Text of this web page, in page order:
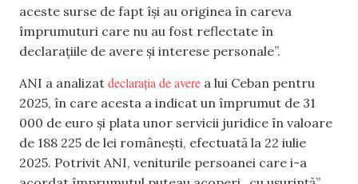
aceste surse de fapt își au originea în careva
împrumuturi care nu au fost reflectate în
declarațiile de avere și interese personale”.
ANI a analizat declarația de avere a lui Ceban pentru
2025, în care acesta a indicat un împrumut de 31
000 de euro și plata unor servicii juridice în valoare
de 188 225 de lei românești, efectuată la 22 iulie
2025. Potrivit ANI, veniturile persoanei care i-a